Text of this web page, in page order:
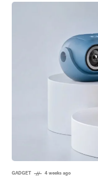
GADGET 4 weeks ago